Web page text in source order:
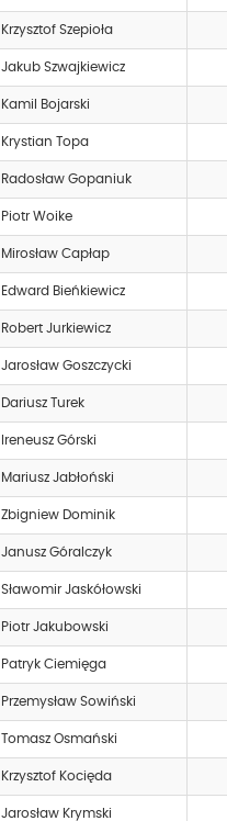
Krzysztof Szepioła
Jakub Szwajkiewicz
Kamil Bojarski
Krystian Topa
Radosław Gopaniuk
Piotr Woike
Mirosław Capłap
Edward Bieńkiewicz
Robert Jurkiewicz
Jarosław Goszczycki
Dariusz Turek
Ireneusz Górski
Mariusz Jabłoński
Zbigniew Dominik
Janusz Góralczyk
Sławomir Jaskółowski
Piotr Jakubowski
Patryk Ciemięga
Przemysław Sowiński
Tomasz Osmański
Krzysztof Kocięda
Jarosław Krymski